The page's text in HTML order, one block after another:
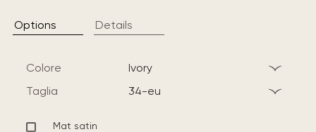
Options Details
Colore
ivory
Taglia
34-eu
Mat satin